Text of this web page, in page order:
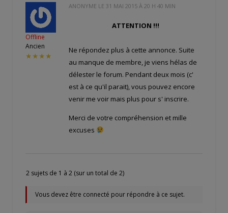
Offline
Ancien
★★★★
ANONYME LE 31 MAI 2015 À 20 H 40 MIN
ATTENTION !!!
Ne répondez plus à cette annonce. Suite
au manque de membre, je viens hélas de
délester le forum. Pendant deux mois (c'
est à ce qu'il parait), vous pouvez encore
venir me voir mais plus pour s' inscrire.
Merci de votre compréhension et mille
excuses
2 sujets de 1 à 2 (sur un total de 2)
Vous devez être connecté pour répondre à ce sujet.